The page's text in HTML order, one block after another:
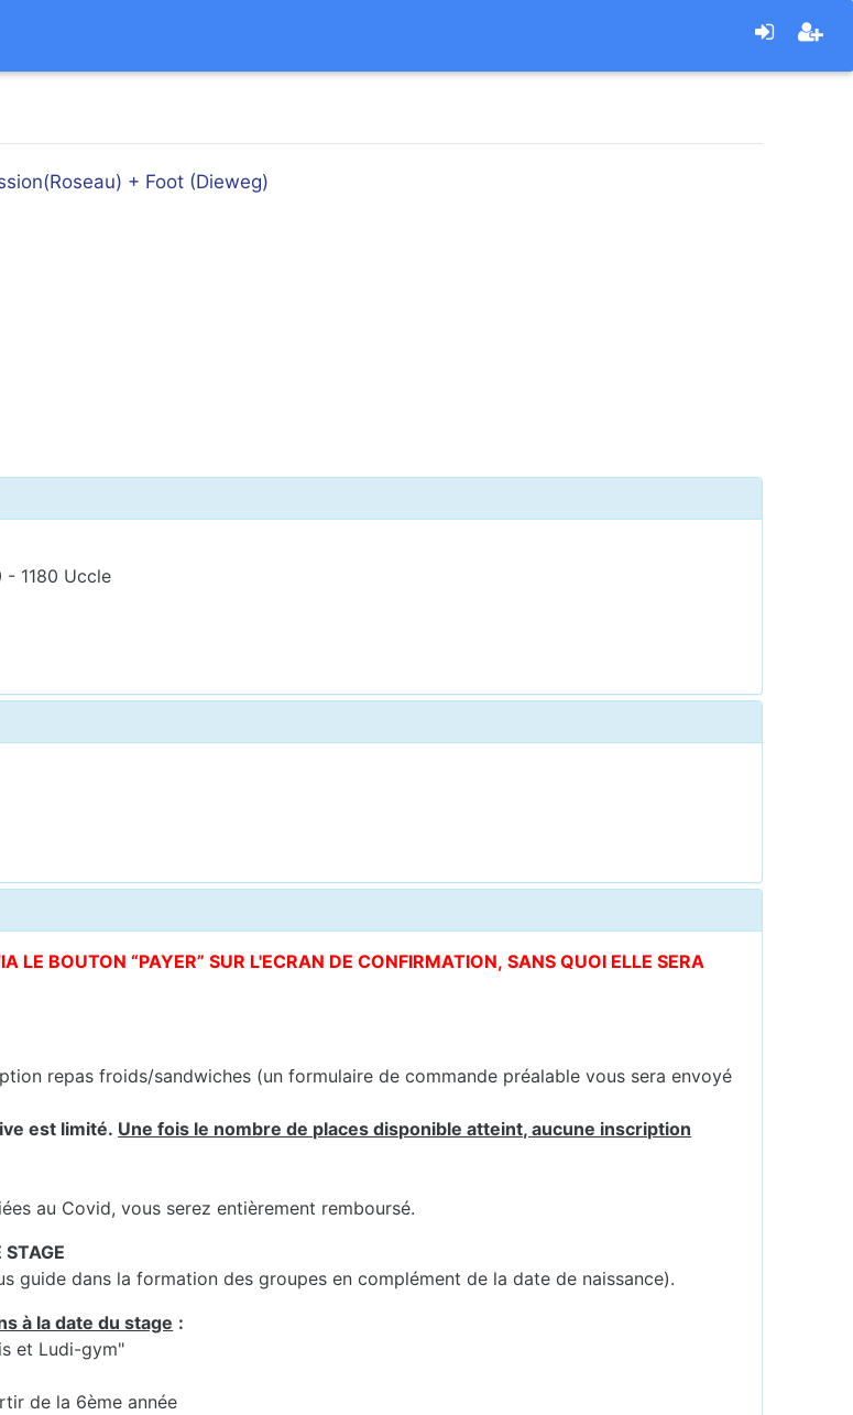
+ Foot (Dieweg)
- 1180 Uccle
LE BOUTON “PAYER” SUR L'ECRAN DE CONFIRMATION, SANS QUOI ELLE SERA
repas froids/sandwiches (un formulaire de commande préalable vous sera envoyé
est limité. Une fois le nombre de places disponible atteint, aucune inscription
au Covid, vous serez entièrement remboursé.
STAGE
guide dans la formation des groupes en complément de la date de naissance).
à la date du stage :
et Ludi-gym"
de la 6ème année